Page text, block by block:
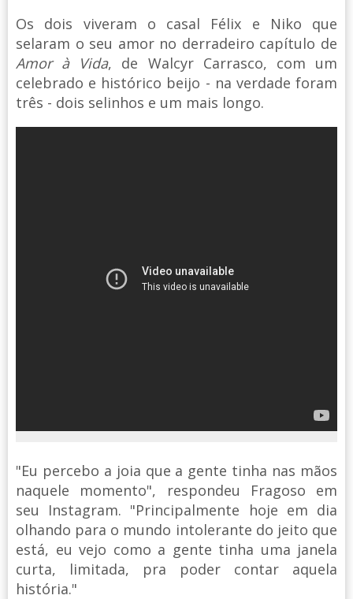
Os dois viveram o casal Félix e Niko que
selaram o seu amor no derradeiro capítulo de
Amor à Vida, de Walcyr Carrasco, com um
celebrado e histórico beijo - na verdade foram
três - dois selinhos e um mais longo.
"Eu percebo a joia que a gente tinha nas mãos
naquele momento", respondeu Fragoso em
seu Instagram. "Principalmente hoje em dia
olhando para o mundo intolerante do jeito que
está, eu vejo como a gente tinha uma janela
curta, limitada, pra poder contar aquela
história."